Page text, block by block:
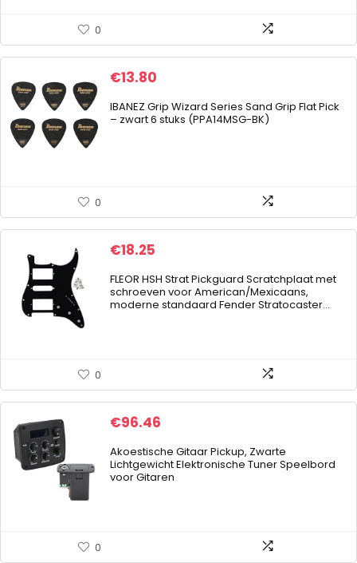
0
€13.80
IBANEZ Grip Wizard Series Sand Grip Flat Pick
– zwart 6 stuks (PPA14MSG-BK)
0
€18.25
FLEOR HSH Strat Pickguard Scratchplaat met
schroeven voor American/Mexicaans,
moderne standaard Fender Stratocaster…
0
€96.46
Akoestische Gitaar Pickup, Zwarte
Lichtgewicht Elektronische Tuner Speelbord
voor Gitaren
0